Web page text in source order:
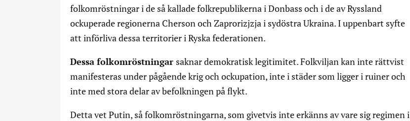
folkomröstningar i de så kallade folkrepublikerna i Donbass och i de av Ryssland
ockuperade regionerna Cherson och Zaprorizjzja i sydöstra Ukraina. I uppenbart syfte
att införliva dessa territorier i Ryska federationen.
Dessa folkomröstningar saknar demokratisk legitimitet. Folkviljan kan inte rättvist
manifesteras under pågående krig och ockupation, inte i städer som ligger i ruiner och
inte med stora delar av befolkningen på flykt.
Detta vet Putin, så folkomröstningarna, som givetvis inte erkänns av vare sig regimen i